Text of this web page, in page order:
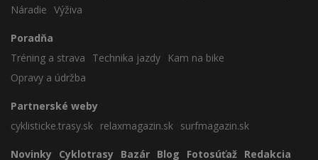
Náradie Výživa
Poradňa
Tréning a strava
Technika jazdy
Kam na bike
Opravy a údržba
Partnerské weby
cyklisticke.trasy.sk relaxmagazin.sk surfmagazin.sk
Novinky Cyklotrasy Bazár Blog Fotosúťaž Redakcia